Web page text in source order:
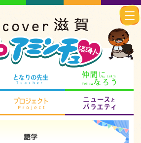
知られざる滋賀 となりの先生
まるまる地元ネタ プロジェクト
語学